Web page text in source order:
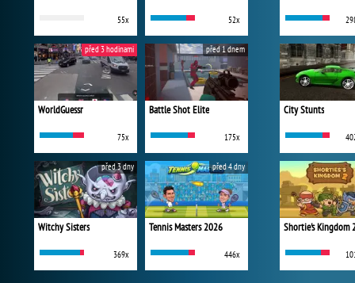
55x 52x
WorldGuessr
75x
před 3 hodinami
Battle Shot Elite
175x
před 1 dnem
Witchy Sisters
369x
před 3 dny
Tennis Masters 2026
446x
před 4 dny
City Stunts
Shortie's Kingdom